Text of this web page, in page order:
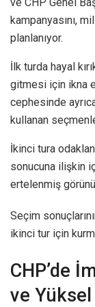
kampanyasını,
planlanıyor.
İlk turda hayal
gitmesi için ikna
cephesinde
kullanan
İkinci tura
sonucuna ilişkin
ertelenmiş
Seçim
ikinci tur için
CHP’de
ve